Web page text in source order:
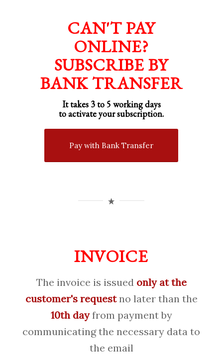
CAN'T PAY
ONLINE?
SUBSCRIBE BY
BANK TRANSFER
It takes 3 to 5 working days
to activate your subscription.
Pay with Bank Transfer
INVOICE
The invoice is issued only at the
customer's requestno later than the
10th dayfrom payment by
communicating the necessary data to
the email